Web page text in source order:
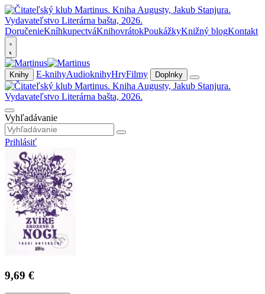
DoručenieKníhkupectváKnihovrátokPoukážkyKnižný blogKontakt
Knihy E-knihyAudioknihyHryFilmy Doplnky
Vyhľadávanie
Prihlásiť
9,69 €